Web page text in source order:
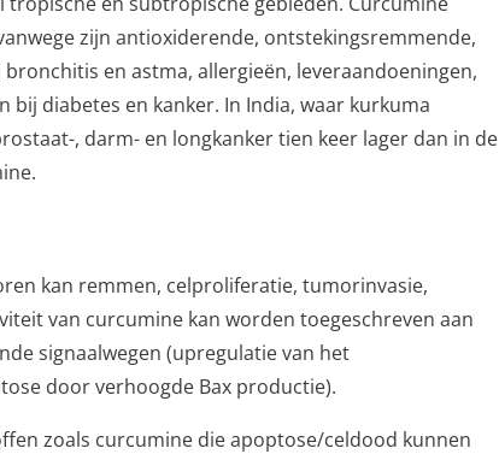
zijn antioxiderende, ontstekingsremmende,
en astma, allergieën, leveraandoeningen,
diabetes en kanker. In India, waar kurkuma
, darm- en longkanker tien keer lager dan in de
kan remmen, celproliferatie, tumorinvasie,
van curcumine kan worden toegeschreven aan
signaalwegen (upregulatie van het
door verhoogde Bax productie).
zoals curcumine die apoptose/celdood kunnen